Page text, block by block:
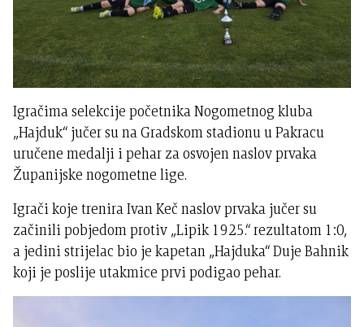
Igračima selekcije početnika Nogometnog kluba
„Hajduk“ jučer su na Gradskom stadionu u Pakracu
uručene medalji i pehar za osvojen naslov prvaka
Županijske nogometne lige.
Igrači koje trenira Ivan Keč naslov prvaka jučer su
začinili pobjedom protiv „Lipik 1925.“ rezultatom 1:0,
a jedini strijelac bio je kapetan „Hajduka“ Duje Bahnik
koji je poslije utakmice prvi podigao pehar.